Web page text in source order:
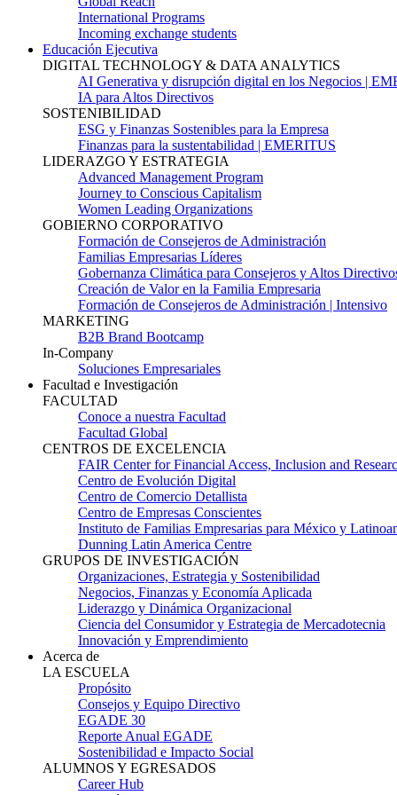
International Programs
Incoming exchange students
Educación Ejecutiva
DIGITAL TECHNOLOGY & DATA ANALYTICS
AI Generativa y disrupción digital en los Negocios |
IA para Altos Directivos
SOSTENIBILIDAD
ESG y Finanzas Sostenibles para la Empresa
Finanzas para la sustentabilidad | EMERITUS
LIDERAZGO Y ESTRATEGIA
Advanced Management Program
Journey to Conscious Capitalism
Women Leading Organizations
GOBIERNO CORPORATIVO
Formación de Consejeros de Administración
Familias Empresarias Líderes
Gobernanza Climática para Consejeros y Altos
Creación de Valor en la Familia Empresaria
Formación de Consejeros de Administración | Intensivo
MARKETING
B2B Brand Bootcamp
In-Company
Soluciones Empresariales
Facultad e Investigación
FACULTAD
Conoce a nuestra Facultad
Facultad Global
CENTROS DE EXCELENCIA
FAIR Center for Financial Access, Inclusion and
Centro de Evolución Digital
Centro de Comercio Detallista
Centro de Empresas Conscientes
Instituto de Familias Empresarias para México y
Dunning Latin America Centre
GRUPOS DE INVESTIGACIÓN
Organizaciones, Estrategia y Sostenibilidad
Negocios, Finanzas y Economía Aplicada
Liderazgo y Dinámica Organizacional
Ciencia del Consumidor y Estrategia de Mercadotecnia
Innovación y Emprendimiento
Acerca de
LA ESCUELA
Propósito
Consejos y Equipo Directivo
EGADE 30
Reporte Anual EGADE
Sostenibilidad e Impacto Social
ALUMNOS Y EGRESADOS
Career Hub